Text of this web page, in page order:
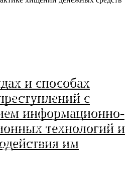
и способах
с
информационно-
технологий и
им